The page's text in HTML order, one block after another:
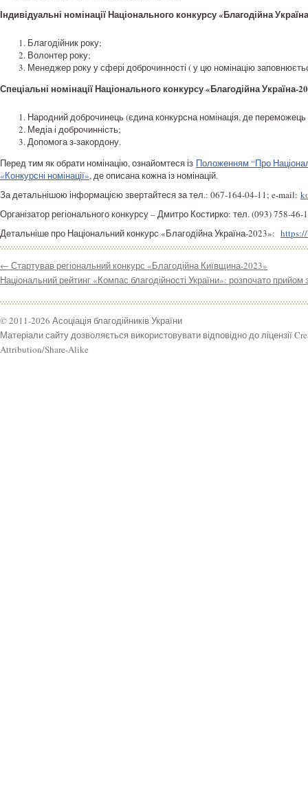
Індивідуальні номінації Національного конкурсу «Благодійна
Благодійник року;
Волонтер року;
Менеджер року у сфері доброчинності ( у цю номінацію
Спеціальні номінації Національного конкурсу «Благодійна Україна-
Народний доброчинець (єдина конкурсна номінація, де
Медіа і доброчинність;
Допомога з-закордону.
Перед тим як обрати номінацію, ознайомтеся із Положенням “Про
«Конкурсні номінації», де описана кожна із номінацій.
За детальнішою інформацією звертайтеся за тел.: 067-164-04-11; e-mail:
Організатор регіонального конкурсу – Дмитро Костирко: тел. (093) 758-
Детальніше про Національний конкурс «Благодійна Україна-2023»:
← Стартував регіональний конкурс «Благодійна Київщина-2023»
Національний рейтинг «Компас благодійності України»: розпочато прийом
© 2011-2026 Асоціація благодійників України
Матеріали сайту дозволяється використовувати відповідно до ліцензії
Attribution/Share-Alike